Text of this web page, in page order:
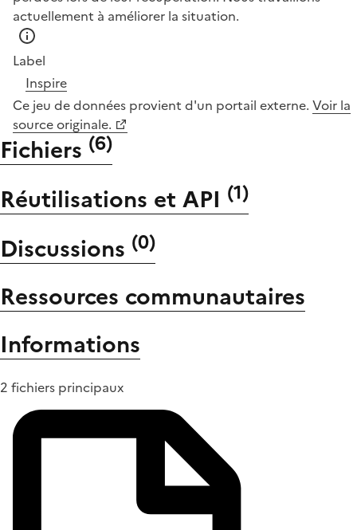
actuellement à améliorer la situation.
Label
Inspire
Ce jeu de données provient d'un portail externe. Voir la
source originale.
Fichiers (6)
Réutilisations et API (1)
Discussions (0)
Ressources communautaires
Informations
2 fichiers principaux